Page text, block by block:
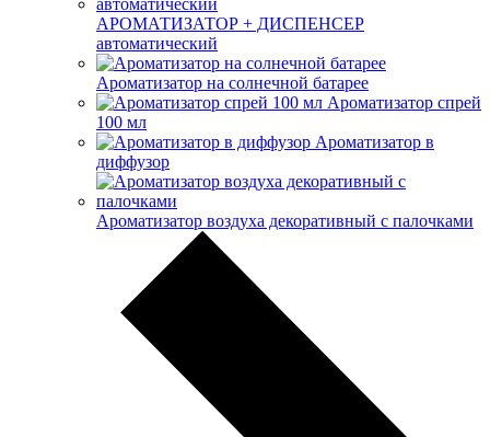
АРОМАТИЗАТОР + ДИСПЕНСЕР
автоматический
Ароматизатор на солнечной батарее
Ароматизатор спрей
100 мл
Ароматизатор в
диффузор
Ароматизатор воздуха декоративный с палочками